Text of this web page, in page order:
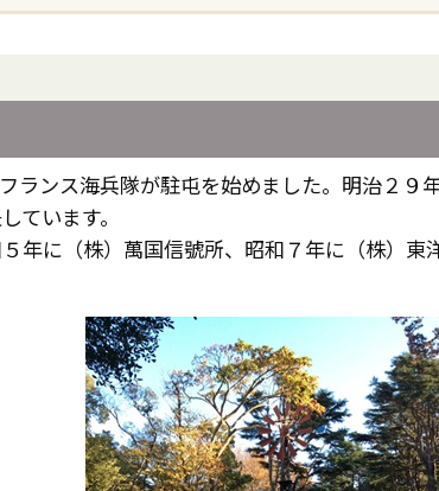
ランス海兵隊が駐屯を始めました。明治２９
ています。
年に（株）萬国信號所、昭和７年に（株）東